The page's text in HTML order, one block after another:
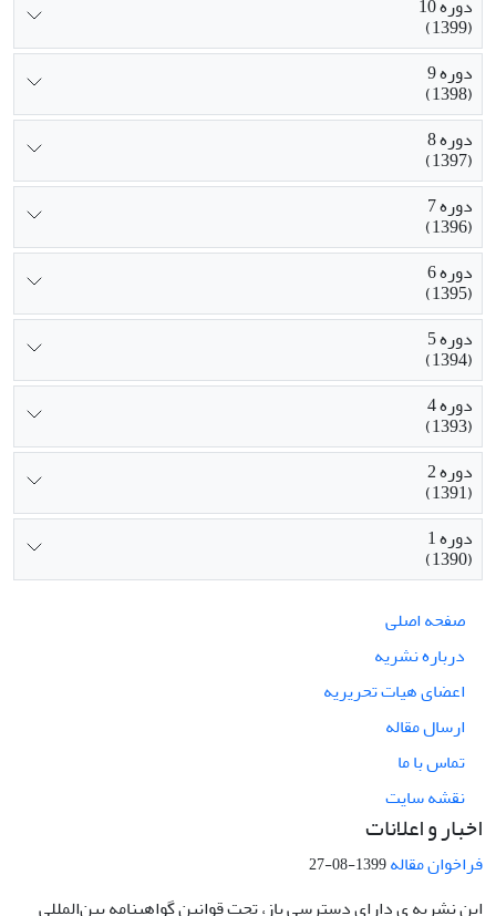
دوره 10
(1399)
دوره 9
(1398)
دوره 8
(1397)
دوره 7
(1396)
دوره 6
(1395)
دوره 5
(1394)
دوره 4
(1393)
دوره 2
(1391)
دوره 1
(1390)
صفحه اصلی
درباره نشریه
اعضای هیات تحریریه
ارسال مقاله
تماس با ما
نقشه سایت
اخبار و اعلانات
فراخوان مقاله1399-08-27
این نشریه ی دارای دسترسی باز، تحت قوانین گواهینامه بین‌المللی